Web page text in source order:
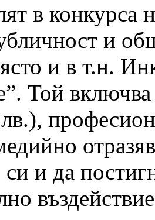
в
и
и в т.н.
Той
си и да